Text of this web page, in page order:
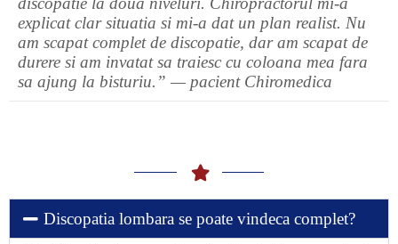
explicat clar situatia si mi-a dat un plan realist. Nu
am scapat complet de discopatie, dar am scapat de
durere si am invatat sa traiesc cu coloana mea fara
sa ajung la bisturiu.” — pacient Chiromedica
Discopatia lombara se poate vindeca complet?